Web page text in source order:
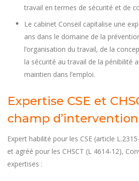
travail en termes de sécurité et de
Le cabinet Conseil capitalise une
ans dans le domaine de la
l’organisation du travail, de la
la sécurité au travail de la pénibilité
maintien dans l’emploi.
Expertise CSE et
champ d’intervention
Expert habilité pour les CSE (article
et agréé pour les CHSCT (L 4614-12),
expertises :